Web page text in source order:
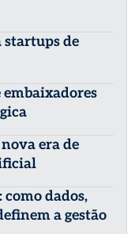
startups de
embaixadores
era de
como dados,
a gestão